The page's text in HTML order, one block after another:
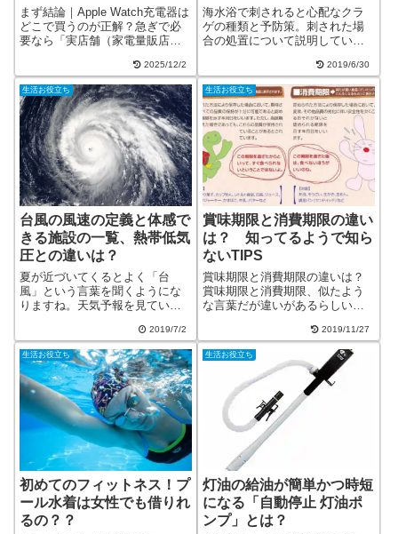
ガイド
まず結論｜Apple Watch充電器は
どこで買うのが正解？急ぎで必
要なら「実店舗（家電量販店・
は、ヨドバシカメラ・ビックカ
メラ・ヤマダ電機などの大手家
電量販店が最も確実で、在庫も
豊富です。スタッフに直接相談
でき...
2025/12/2
海水浴で刺されると心配なクラ
ゲの種類と予防策。刺された場
合の処置について説明していま
アンドンクラゲ、カツオノエボ
シの写真付。
2019/6/30
生活お役立ち
台風の風速の定義と体感で
きる施設の一覧、熱帯低気
圧との違いは？
夏が近づいてくるとよく「台
風」という言葉を聞くようにな
りますね。天気予報を見ている
と言いますが、いったい何が違
うのでしょうか？定義はあるの
でしょうか？？台風の定義と熱
帯低気圧との違い「熱帯低気
圧」は、熱帯や亜熱帯...
2019/7/2
生活お役立ち
賞味期限と消費期限の違い
は？ 知ってるようで知ら
ないTIPS
賞味期限と消費期限の違いは？
賞味期限と消費期限、似たよう
な言葉だが違いがあるらしい。
たかというと、数日前にハイキ
ングにいったのだが道の途中に
掲示板があって正確な表現は忘
れてしまったが、「賞味期限と
消費期限」どちら...
2019/11/27
生活お役立ち
初めてのフィットネス！プ
ール水着は女性でも借りれ
るの？？
生活お役立ち
灯油の給油が簡単かつ時短
になる「自動停止 灯油ポ
ンプ」とは？